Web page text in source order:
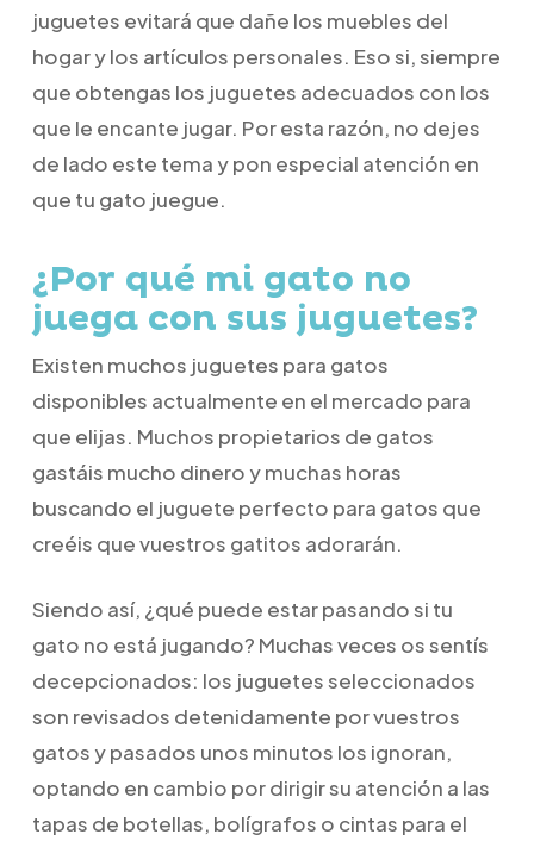
juguetes evitará que dañe los muebles del
hogar y los artículos personales. Eso si, siempre
que obtengas los juguetes adecuados con los
que le encante jugar. Por esta razón, no dejes
de lado este tema y pon especial atención en
que tu gato juegue.
¿Por qué mi gato no
juega con sus juguetes?
Existen muchos juguetes para gatos
disponibles actualmente en el mercado para
que elijas. Muchos propietarios de gatos
gastáis mucho dinero y muchas horas
buscando el juguete perfecto para gatos que
creéis que vuestros gatitos adorarán.
Siendo así, ¿qué puede estar pasando si tu
gato no está jugando? Muchas veces os sentís
decepcionados: los juguetes seleccionados
son revisados detenidamente por vuestros
gatos y pasados unos minutos los ignoran,
optando en cambio por dirigir su atención a las
tapas de botellas, bolígrafos o cintas para el